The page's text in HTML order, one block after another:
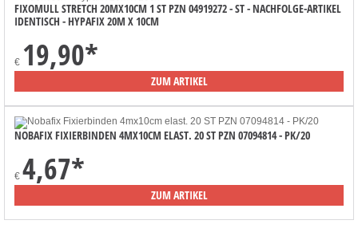
FIXOMULL STRETCH 20MX10CM 1 ST PZN 04919272 - ST - NACHFOLGE-ARTIKEL
IDENTISCH - HYPAFIX 20M X 10CM
€ 19,90*
ZUM ARTIKEL
NOBAFIX FIXIERBINDEN 4MX10CM ELAST. 20 ST PZN 07094814 - PK/20
€ 4,67*
ZUM ARTIKEL